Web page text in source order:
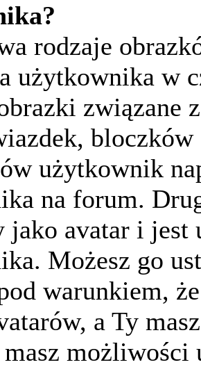
rodzaje
użytkownika w
związane
użytkownik
na forum.
jako avatar i jest
Możesz go
warunkiem,
a Ty
możliwości